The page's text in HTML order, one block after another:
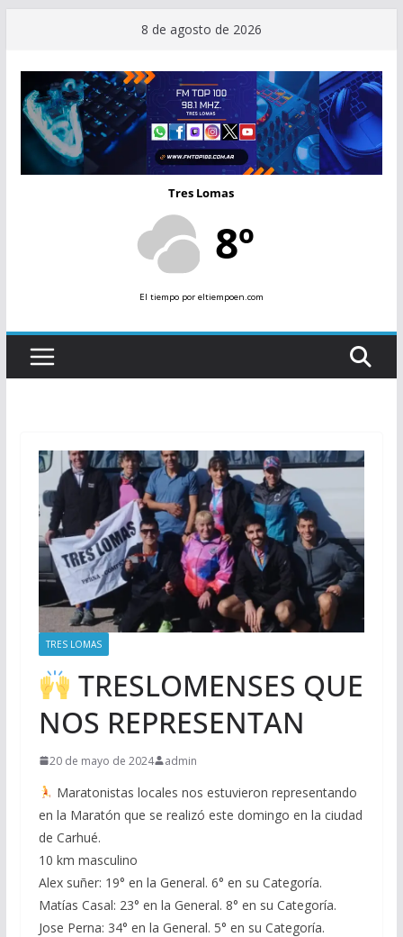
contenido
8 de agosto de 2026
Tres Lomas
8º
El tiempopor eltiempoen.com
TRES LOMAS
TRESLOMENSES QUE
NOS REPRESENTAN
20 de mayo de 2024 admin
Maratonistas locales nos estuvieron representando
en la Maratón que se realizó este domingo en la ciudad
de Carhué.
10 km masculino
Alex suñer: 19° en la General. 6° en su Categoría.
Matías Casal: 23° en la General. 8° en su Categoría.
Jose Perna: 34° en la General. 5° en su Categoría.